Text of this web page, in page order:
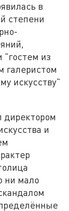
в
степени
"гостем из
галеристом
искусству"
директором
и
ни мало